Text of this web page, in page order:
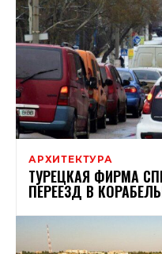
АРХИТЕКТУРА
ТУРЕЦКАЯ ФИРМА
ПЕРЕЕЗД В